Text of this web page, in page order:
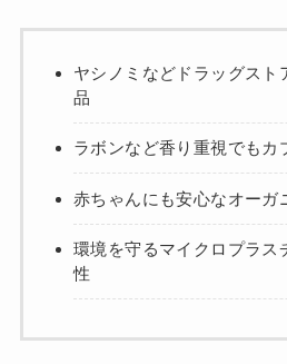
ヤシノミなどドラッグスト
品
ラボンなど香り重視でもカ
赤ちゃんにも安心なオーガ
環境を守るマイクロプラス
性